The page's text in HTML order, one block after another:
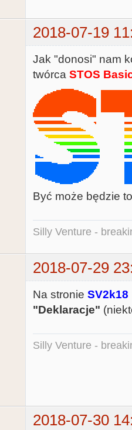
2018-07-19
Jak "donosi" nam
twórca STOS
Być może będzie
Silly Venture -
2018-07-29
Na stronie SV2k18
"Deklaracje"
Silly Venture -
2018-07-30